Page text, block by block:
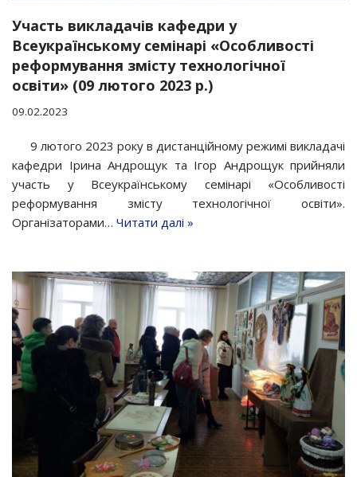
Участь викладачів кафедри у
Всеукраїнському семінарі «Особливості
реформування змісту технологічної
освіти» (09 лютого 2023 р.)
09.02.2023
9 лютого 2023 року в дистанційному режимі викладачі
кафедри Ірина Андрощук та Ігор Андрощук прийняли
участь у Всеукраїнському семінарі «Особливості
реформування змісту технологічної освіти».
Організаторами… Читати далі »